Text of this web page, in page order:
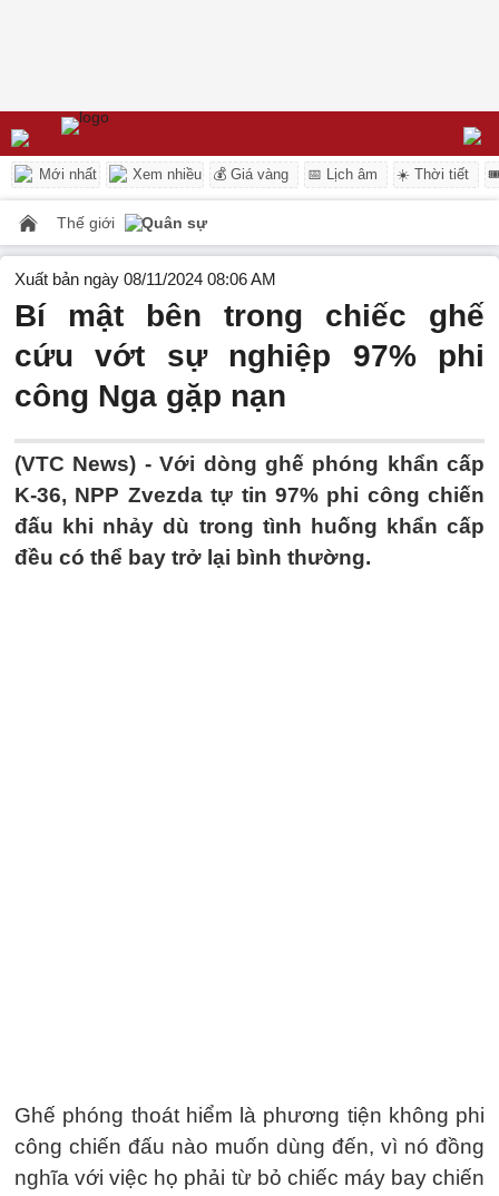
Mới nhất Xem nhiều 💰 Giá vàng 📅 Lịch âm ☀️ Thời tiết
Thế giới Quân sự
Xuất bản ngày 08/11/2024 08:06 AM
Bí mật bên trong chiếc ghế
cứu vớt sự nghiệp 97% phi
công Nga gặp nạn
(VTC News) -Với dòng ghế phóng khẩn cấp
K-36, NPP Zvezda tự tin 97% phi công chiến
đấu khi nhảy dù trong tình huống khẩn cấp
đều có thể bay trở lại bình thường.
Ghế phóng thoát hiểm là phương tiện không phi
công chiến đấu nào muốn dùng đến, vì nó đồng
nghĩa với việc họ phải từ bỏ chiếc máy bay chiến